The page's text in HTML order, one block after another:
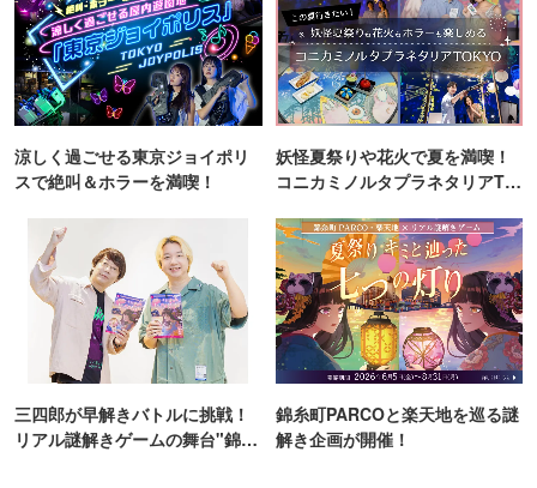
涼しく過ごせる東京ジョイポリ
スで絶叫＆ホラーを満喫！
妖怪夏祭りや花火で夏を満喫！
コニカミノルタプラネタリアTO
三四郎が早解きバトルに挑戦！
リアル謎解きゲームの舞台"錦糸
錦糸町PARCOと楽天地を巡る謎
解き企画が開催！